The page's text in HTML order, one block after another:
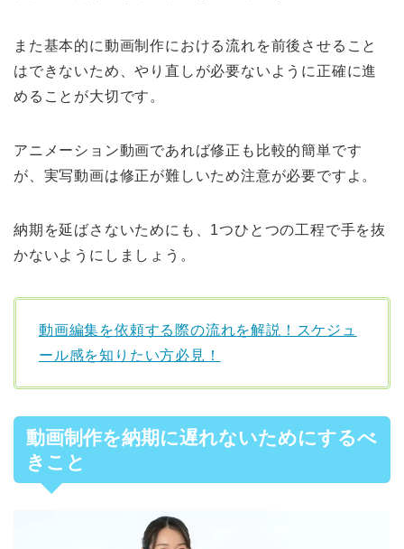
また基本的に動画制作における流れを前後させること
はできないため、やり直しが必要ないように正確に進
めることが大切です。
アニメーション動画であれば修正も比較的簡単です
が、実写動画は修正が難しいため注意が必要ですよ。
納期を延ばさないためにも、1つひとつの工程で手を抜
かないようにしましょう。
動画編集を依頼する際の流れを解説！スケジュ
ール感を知りたい方必見！
動画制作を納期に遅れないためにするべ
きこと